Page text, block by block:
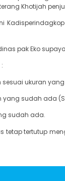
Khotijah
pak Eko
ukuran
sudah ada
sudah ada.
tetap tertutup